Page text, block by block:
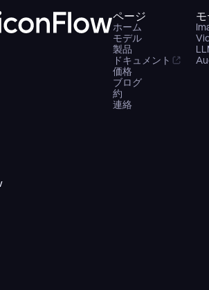
ページ
ホーム
モデル
製品
ドキュメント
価格
ブログ
約
連絡